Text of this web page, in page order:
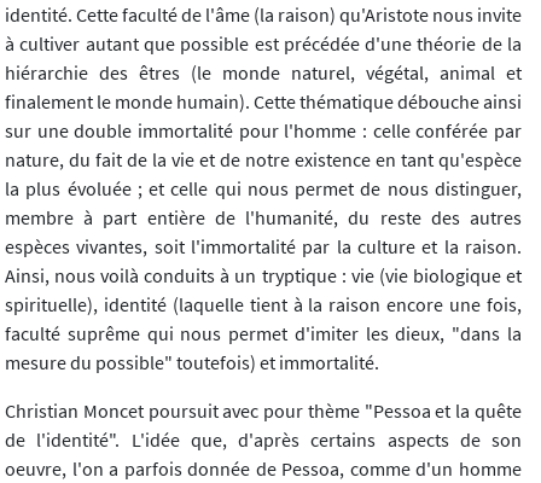
identité. Cette faculté de l'âme (la raison) qu'Aristote nous invite
à cultiver autant que possible est précédée d'une théorie de la
hiérarchie des êtres (le monde naturel, végétal, animal et
finalement le monde humain). Cette thématique débouche ainsi
sur une double immortalité pour l'homme : celle conférée par
nature, du fait de la vie et de notre existence en tant qu'espèce
la plus évoluée ; et celle qui nous permet de nous distinguer,
membre à part entière de l'humanité, du reste des autres
espèces vivantes, soit l'immortalité par la culture et la raison.
Ainsi, nous voilà conduits à un tryptique : vie (vie biologique et
spirituelle), identité (laquelle tient à la raison encore une fois,
faculté suprême qui nous permet d'imiter les dieux, "dans la
mesure du possible" toutefois) et immortalité.
Christian Moncet poursuit avec pour thème "Pessoa et la quête
de l'identité". L'idée que, d'après certains aspects de son
oeuvre, l'on a parfois donnée de Pessoa, comme d'un homme